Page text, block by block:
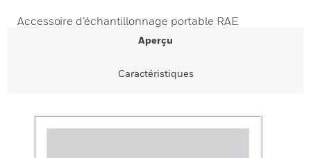
Accessoire d’échantillonnage portable RAE
Aperçu
Caractéristiques